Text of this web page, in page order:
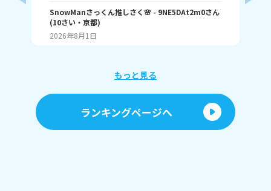
のかな💦 教えてください🙇‍♀️ 以上さくでした😊
SnowManさっくん推しさく🌸 - 9NE5DAt2m0さん
(10さい・ 京都)
2026年8月1日
もっと見る
ランキングページへ